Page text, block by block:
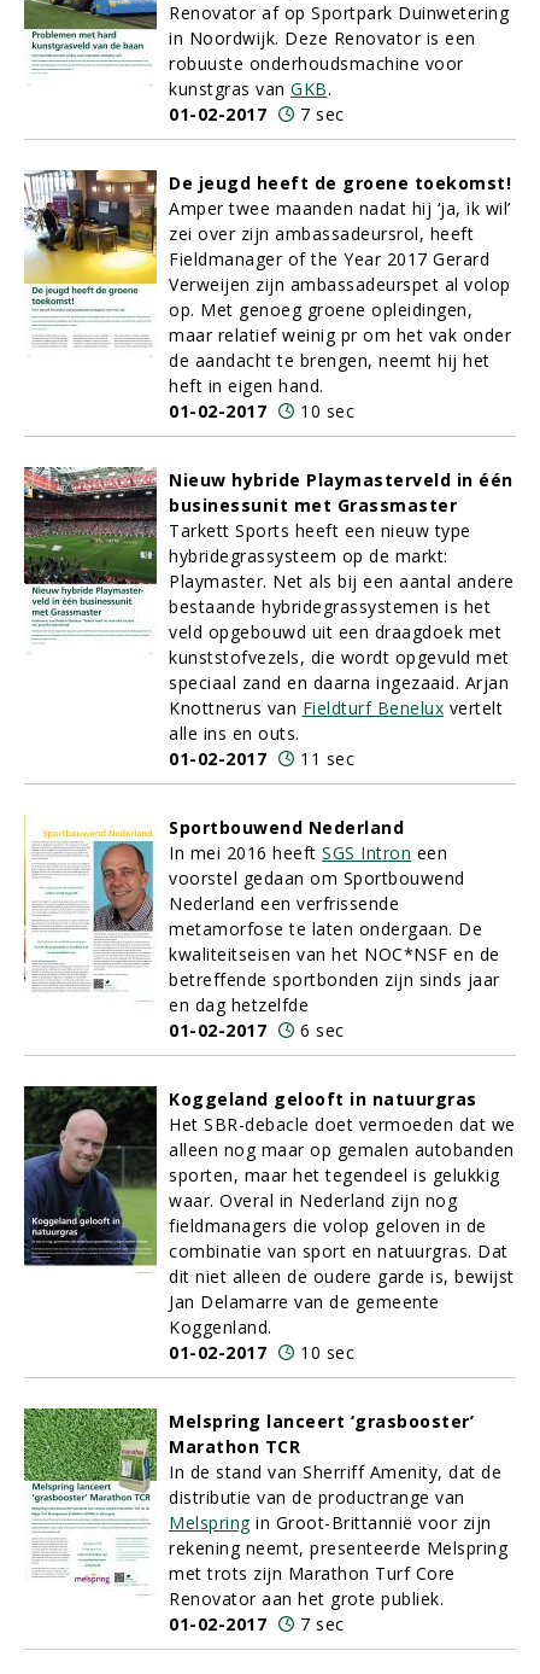
Renovator af op Sportpark Duinwetering
in Noordwijk. Deze Renovator is een
robuuste onderhoudsmachine voor
kunstgras van GKB.
01-02-2017
7 sec
De jeugd heeft de groene toekomst!
Amper twee maanden nadat hij ‘ja, ik wil’
zei over zijn ambassadeursrol, heeft
Fieldmanager of the Year 2017 Gerard
Verweijen zijn ambassadeurspet al volop
op. Met genoeg groene opleidingen,
maar relatief weinig pr om het vak onder
de aandacht te brengen, neemt hij het
heft in eigen hand.
01-02-2017
10 sec
Nieuw hybride Playmasterveld in één
businessunit met Grassmaster
Tarkett Sports heeft een nieuw type
hybridegrassysteem op de markt:
Playmaster. Net als bij een aantal andere
bestaande hybridegrassystemen is het
veld opgebouwd uit een draagdoek met
kunststofvezels, die wordt opgevuld met
speciaal zand en daarna ingezaaid. Arjan
Knottnerus van Fieldturf Benelux vertelt
alle ins en outs.
01-02-2017
11 sec
Sportbouwend Nederland
In mei 2016 heeft SGS Intron een
voorstel gedaan om Sportbouwend
Nederland een verfrissende
metamorfose te laten ondergaan. De
kwaliteitseisen van het NOC*NSF en de
betreffende sportbonden zijn sinds jaar
en dag hetzelfde
01-02-2017
6 sec
Koggeland gelooft in natuurgras
Het SBR-debacle doet vermoeden dat we
alleen nog maar op gemalen autobanden
sporten, maar het tegendeel is gelukkig
waar. Overal in Nederland zijn nog
fieldmanagers die volop geloven in de
combinatie van sport en natuurgras. Dat
dit niet alleen de oudere garde is, bewijst
Jan Delamarre van de gemeente
Koggenland.
01-02-2017
10 sec
Melspring lanceert ‘grasbooster’
Marathon TCR
In de stand van Sherriff Amenity, dat de
distributie van de productrange van
Melspringin Groot-Brittannië voor zijn
rekening neemt, presenteerde Melspring
met trots zijn Marathon Turf Core
Renovator aan het grote publiek.
01-02-2017
7 sec